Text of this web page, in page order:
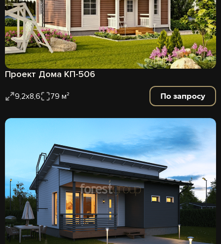
Проект Дома КП-506
9,2х8,6 79 м² По запросу